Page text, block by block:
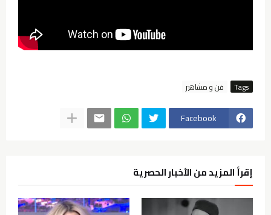
Tags فن و مشاهير
Facebook
إقرأ المزيد من الأخبار الحصرية